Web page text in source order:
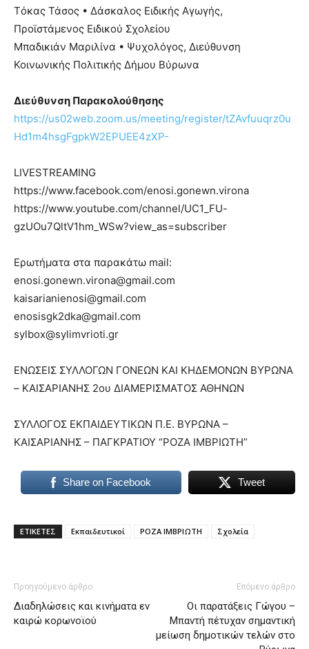
Tόκας Τάσος • Δάσκαλος Ειδικής Αγωγής,
Προϊστάμενος Ειδικού Σχολείου
Μπαδικιάν Μαριλίνα • Ψυχολόγος, Διεύθυνση
Κοινωνικής Πολιτικής Δήμου Βύρωνα
Διεύθυνση Παρακολούθησης
https://us02web.zoom.us/meeting/register/tZAvfuuqrz0u
Hd1m4hsgFgpkW2EPUEE4zXP-
LIVESTREAMING
https://www.facebook.com/enosi.gonewn.virona
https://www.youtube.com/channel/UC1_FU-
gzUOu7QltV1hm_WSw?view_as=subscriber
Ερωτήματα στα παρακάτω mail:
enosi.gonewn.virona@gmail.com
kaisarianienosi@gmail.com
enosisgk2dka@gmail.com
sylbox@sylimvrioti.gr
ΕΝΩΣΕΙΣ ΣΥΛΛΟΓΩΝ ΓΟΝΕΩΝ ΚΑΙ ΚΗΔΕΜΟΝΩΝ ΒΥΡΩΝΑ
– ΚΑΙΣΑΡΙΑΝΗΣ 2ου ΔΙΑΜΕΡΙΣΜΑΤΟΣ ΑΘΗΝΩΝ
ΣΥΛΛΟΓΟΣ ΕΚΠΑΙΔΕΥΤΙΚΩΝ Π.Ε. ΒΥΡΩΝΑ –
ΚΑΙΣΑΡΙΑΝΗΣ – ΠΑΓΚΡΑΤΙΟΥ “ΡΟΖΑ ΙΜΒΡΙΩΤΗ”
Share on Facebook Tweet
ΕΤΙΚΕΤΕΣ Εκπαιδευτικοί ΡΟΖΑ ΙΜΒΡΙΩΤΗ Σχολεία
Προηγούμενο άρθρο
Διαδηλώσεις και κινήματα εν
καιρώ κορωνοϊού
Επόμενο άρθρο
Οι παρατάξεις Γώγου –
Μπαντή πέτυχαν σημαντική
μείωση δημοτικών τελών στο